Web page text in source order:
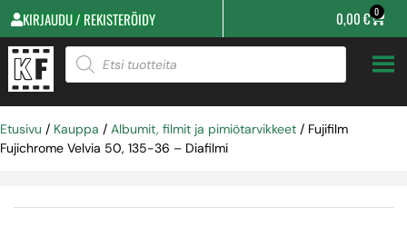
KIRJAUDU / REKISTERÖIDY 0,00€ 0
Etusivu / Kauppa / Albumit, filmit ja pimiötarvikkeet / Fujifilm
Fujichrome Velvia 50, 135-36 – Diafilmi